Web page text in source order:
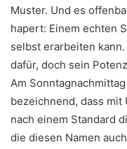
Muster. Und es
hapert: Einem echten
selbst erarbeiten
dafür, doch sein
Am
bezeichnend, dass
nach einem Standard
die diesen Namen